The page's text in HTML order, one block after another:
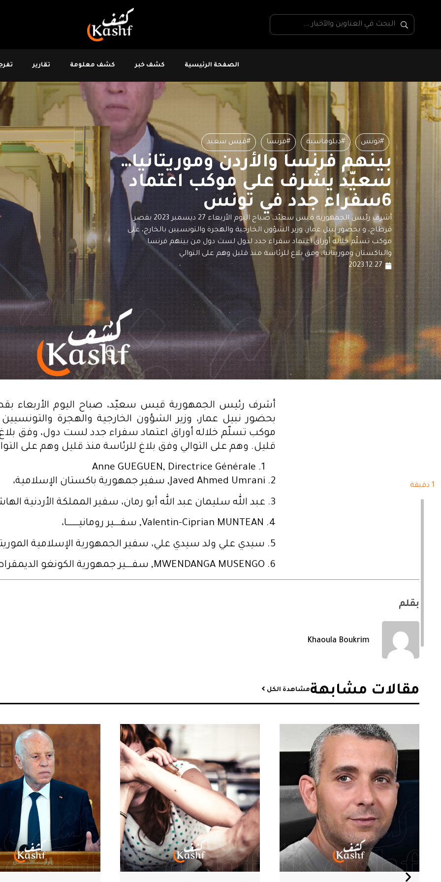
الصفحة الرئيسية كشف خبر كشف معلومة تقارير
#تونس #دبلوماسية #فرنسا #قيس سعيد
بينهم فرنسا والأردن وموريتانيا…
سعيّد يشرف على موكب اعتماد
6سفراء جدد في تونس
أشرف رئيس الجمهورية قيس سعيّد، صباح اليوم الأربعاء 27 ديسمبر 2023 بقصر
قرطاج، و بحضور نبيل عمار، وزير الشؤون الخارجية والهجرة والتونسيين بالخارج، على
موكب تسلّم خلاله أوراق اعتماد سفراء جدد لدول لست دول من بينهم فرنسا
والباكستان وموريتانيا، وفق بلاغ للرئاسة منذ قليل وهم على التوالي
2023.12.27
1 دقيقة
أشرف رئيس الجمهورية قيس سعيّد، صباح اليوم الأربعاء
بحضور نبيل عمار، وزير الشؤون الخارجية والهجرة والتونسيين
موكب تسلّم خلاله أوراق اعتماد سفراء جدد لست دول، وفق بلاغ
قليل. وهم على التوالي وفق بلاغ للرئاسة منذ قليل وهم على
Anne GUEGUEN, Directrice Générale
2. Javed Ahmed Umrani, سفير جمهورية باكستان الإسلامية،
3. عبد الله سليمان عبد الله أبو رمان، سفير المملكة الأردنية الهاشمية،
4. Valentin-Ciprian MUNTEAN, سفــــير رومانيــــــــا،
5. سيدي علي ولد سيدي علي، سفير الجمهورية الإسلامية الموريتانية،
6. MWENDANGA MUSENGO, سفــــير جمهورية الكونغو الديمقراطية.
بقلم
Khaoula Boukrim
مقالات مشابهة​مشاهدة الكل